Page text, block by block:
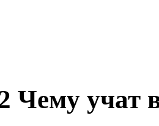
Чему учат